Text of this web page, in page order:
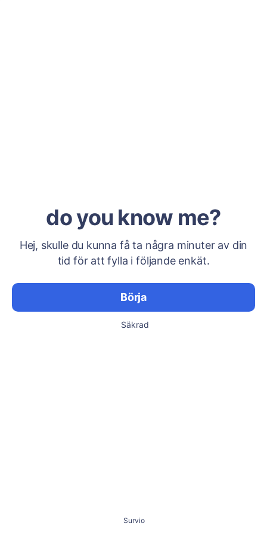
do you know me?
Hej, skulle du kunna få ta några minuter av din
tid för att fylla i följande enkät.
Börja
Säkrad
Survio